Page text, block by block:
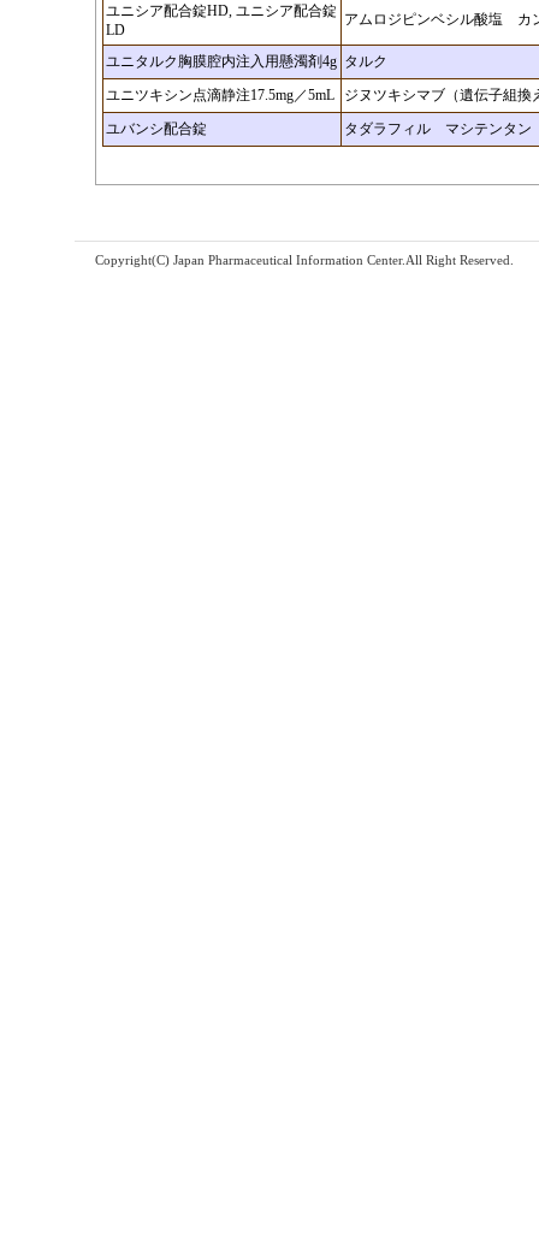
ユニシア配合錠HD, ユニシア配合錠
LD
アムロジピンベシル酸塩 カ
ユニタルク胸膜腔内注入用懸濁剤4g タルク
ユニツキシン点滴静注17.5mg／5mL
ジヌツキシマブ（遺伝子組換
ユバンシ配合錠
タダラフィル マシテンタン
Copyright(C) Japan Pharmaceutical Information Center.All Right Reserved.